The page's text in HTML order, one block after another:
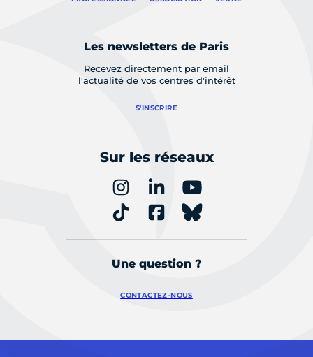
Les newsletters de Paris
Recevez directement par email
l'actualité de vos centres d'intérêt
S'INSCRIRE
Sur les réseaux
Une question ?
CONTACTEZ-NOUS